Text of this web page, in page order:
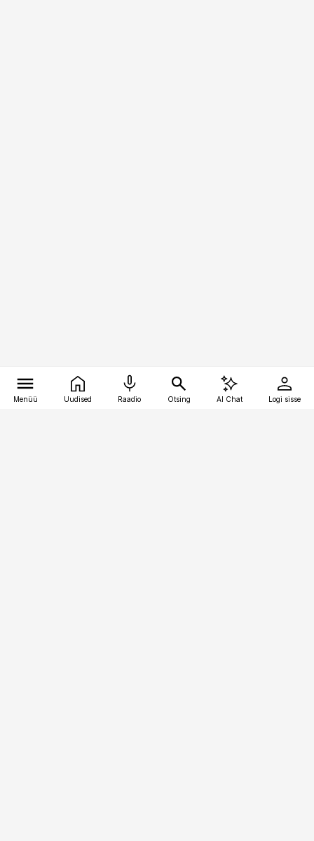
Menüü Uudised Raadio Otsing AI Chat Logi sisse